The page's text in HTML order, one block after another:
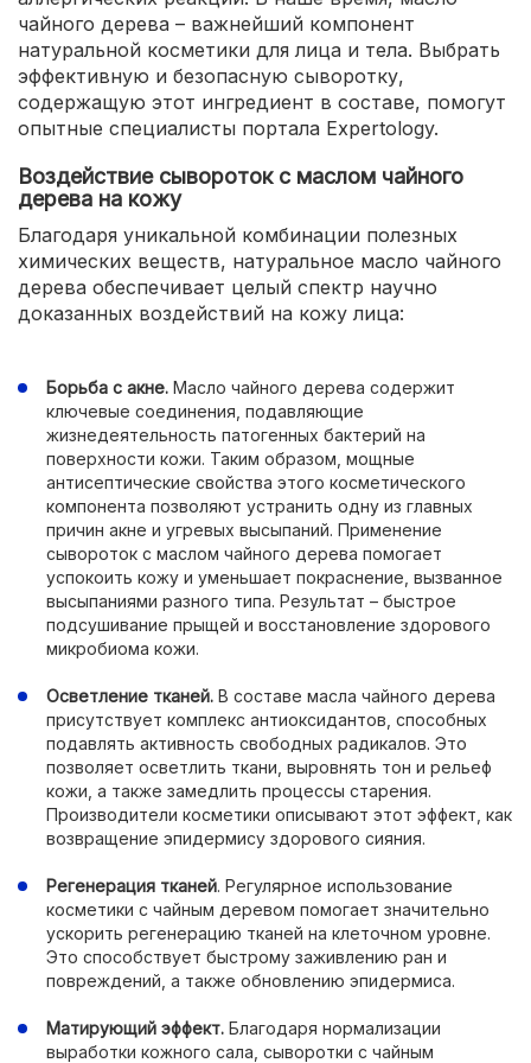
чайного дерева – важнейший компонент
натуральной косметики для лица и тела. Выбрать
эффективную и безопасную сыворотку,
содержащую этот ингредиент в составе, помогут
опытные специалисты портала Expertology.
Воздействие сывороток с маслом чайного
дерева на кожу
Благодаря уникальной комбинации полезных
химических веществ, натуральное масло чайного
дерева обеспечивает целый спектр научно
доказанных воздействий на кожу лица:
Борьба с акне. Масло чайного дерева содержит
ключевые соединения, подавляющие
жизнедеятельность патогенных бактерий на
поверхности кожи. Таким образом, мощные
антисептические свойства этого косметического
компонента позволяют устранить одну из главных
причин акне и угревых высыпаний. Применение
сывороток с маслом чайного дерева помогает
успокоить кожу и уменьшает покраснение, вызванное
высыпаниями разного типа. Результат – быстрое
подсушивание прыщей и восстановление здорового
микробиома кожи.
Осветление тканей. В составе масла чайного дерева
присутствует комплекс антиоксидантов, способных
подавлять активность свободных радикалов. Это
позволяет осветлить ткани, выровнять тон и рельеф
кожи, а также замедлить процессы старения.
Производители косметики описывают этот эффект, как
возвращение эпидермису здорового сияния.
Регенерация тканей. Регулярное использование
косметики с чайным деревом помогает значительно
ускорить регенерацию тканей на клеточном уровне.
Это способствует быстрому заживлению ран и
повреждений, а также обновлению эпидермиса.
Матирующий эффект. Благодаря нормализации
выработки кожного сала, сыворотки с чайным